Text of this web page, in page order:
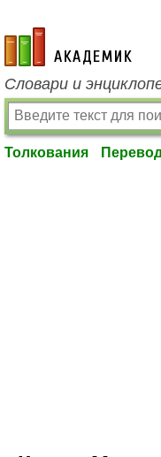
academic.ru
Словари и
Толкования